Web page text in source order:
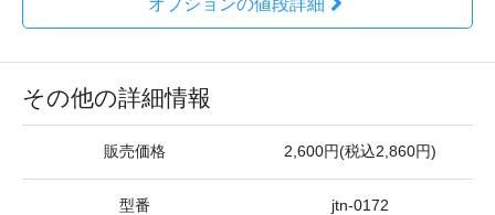
その他の詳細情報
販売価格 2,600円(税込2,860円)
型番 jtn-0172